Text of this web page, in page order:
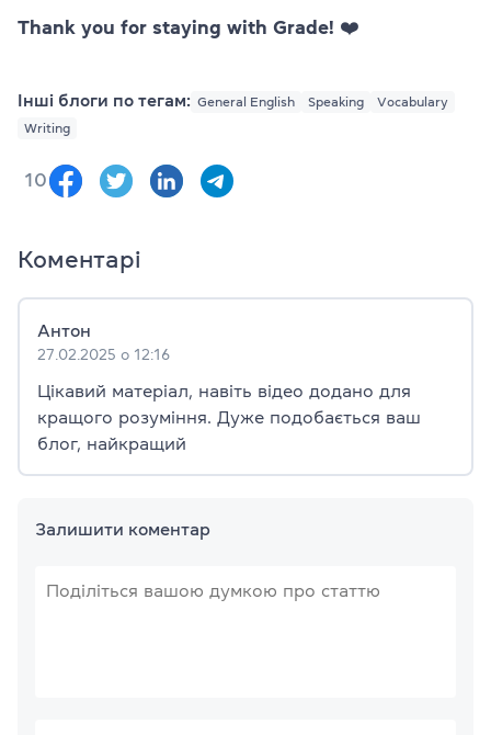
Thank you for staying with Grade! ❤️
Інші блоги по тегам: General English Speaking
Vocabulary
Writing
10
Коментарі
Антон
27.02.2025 о 12:16
Цікавий матеріал, навіть відео додано для
кращого розуміння. Дуже подобається ваш
блог, найкращий
Залишити коментар